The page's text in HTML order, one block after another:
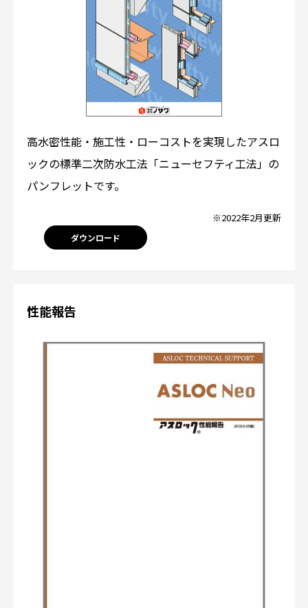
高水密性能・施工性・ローコストを実現したアスロ
ックの標準二次防水工法「ニューセフティ工法」の
パンフレットです。
※2022年2月更新
ダウンロード
性能報告